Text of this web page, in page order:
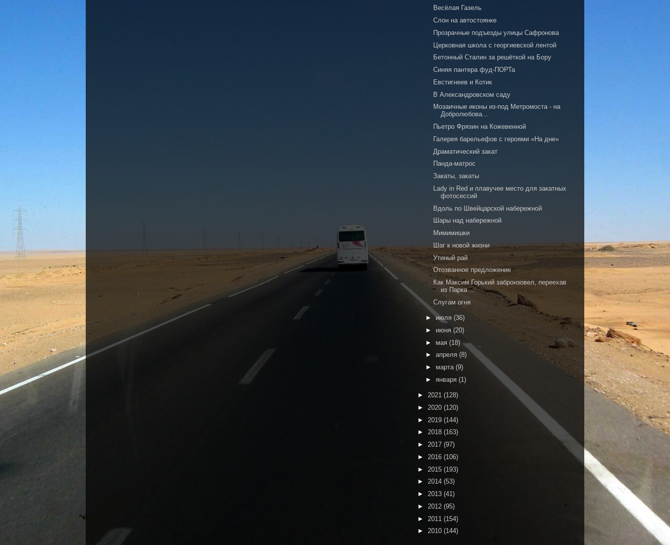
Весёлая Газель
Слон на автостоянке
Прозрачные подъезды улицы Сафронова
Церковная школа с георгиевской лентой
Бетонный Сталин за решёткой на Бору
Синяя пантера фуд-ПОРТа
Евстигнеев и Котик
В Александровском саду
Мозаичные иконы из-под Метромоста - на
Добролюбова...
Пьетро Фрязин на Кожевенной
Галерея барельефов с героями «На дне»
Драматический закат
Панда-матрос
Закаты, закаты
Lady in Red и плавучее место для закатных
фотосессий
Вдоль по Швейцарской набережной
Шары над набережной
Мимимишки
Шаг к новой жизни
Утиный рай
Отозванное предложение
Как Максим Горький забронзовел, переехав
из Парка ...
Слугам огня
►июля (36)
► июня (20)
► мая (18)
► апреля (8)
► марта (9)
► января (1)
► 2021 (128)
► 2020 (120)
► 2019 (144)
► 2018 (163)
► 2017 (97)
► 2016 (106)
► 2015 (193)
► 2014 (53)
► 2013 (41)
► 2012 (95)
► 2011 (154)
► 2010 (144)